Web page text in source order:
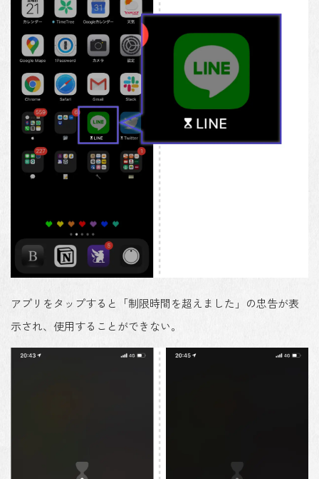
アプリをタップすると「制限時間を超えました」の忠告が表
示され、使用することができない。